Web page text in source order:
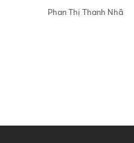
Phan Thị Thanh Nhã